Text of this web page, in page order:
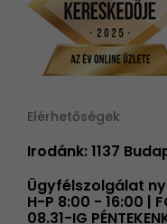
Elérhetőségek
Irodánk: 1137
Ügyfélszolgálat
H-P 8:00 - 16:00 |
08.31-IG